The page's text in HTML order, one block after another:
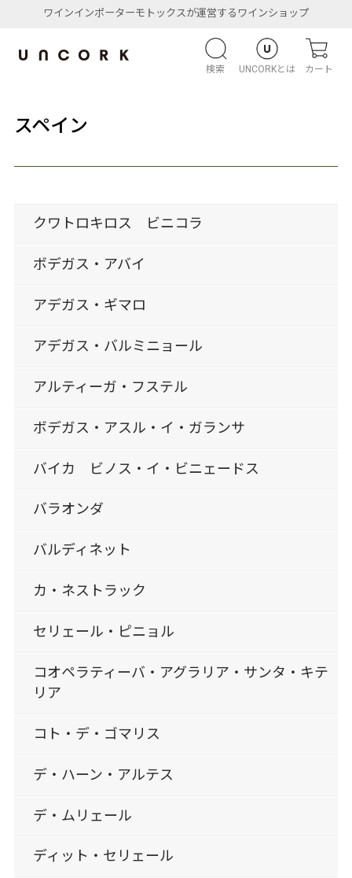
ワインインポーターモトックスが運営するワインショップ
検索 UNCORKとは カート
スペイン
クワトロキロス ビニコラ
ボデガス・アバイ
アデガス・ギマロ
アデガス・バルミニョール
アルティーガ・フステル
ボデガス・アスル・イ・ガランサ
バイカ ビノス・イ・ビニェードス
バラオンダ
バルディネット
カ・ネストラック
セリェール・ピニョル
コオペラティーバ・アグラリア・サンタ・キテ
リア
コト・デ・ゴマリス
デ・ハーン・アルテス
デ・ムリェール
ディット・セリェール